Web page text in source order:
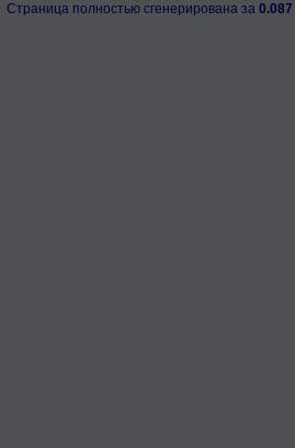
Страница полностью сгенерирована за 0.087